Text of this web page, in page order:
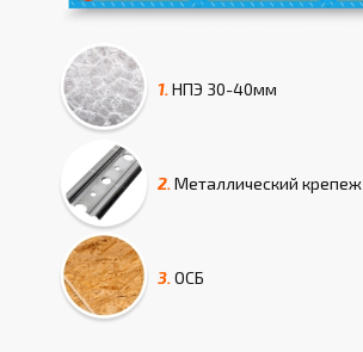
1.НПЭ 30-40мм
2.Металлический крепеж
3.ОСБ